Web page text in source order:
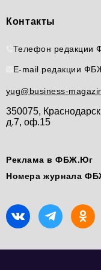
Контакты
Телефон редакции
E-mail редакции
yug@business-
350075,
д.7, оф.15
Реклама в ФБЖ.Юг
Номера журнала